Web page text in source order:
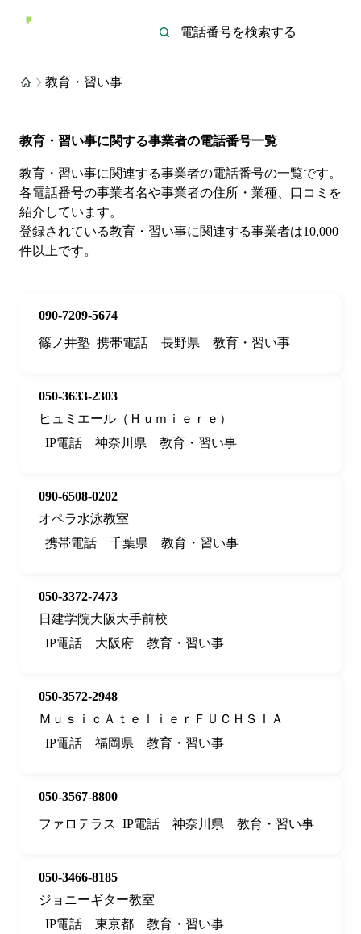
教育・習い事
教育・習い事に関する事業者の電話番号一覧
教育・習い事に関連する事業者の電話番号の一覧です。
各電話番号の事業者名や事業者の住所・業種、口コミを
紹介しています。
登録されている教育・習い事に関連する事業者は10,000
件以上です。
090-7209-5674
篠ノ井塾 携帯電話 長野県 教育・習い事
050-3633-2303
ヒュミエール（Ｈｕｍｉｅｒｅ）
IP電話
神奈川県 教育・習い事
090-6508-0202
オペラ水泳教室
携帯電話
千葉県 教育・習い事
050-3372-7473
日建学院大阪大手前校
IP電話
大阪府 教育・習い事
050-3572-2948
ＭｕｓｉｃＡｔｅｌｉｅｒＦＵＣＨＳＩＡ
IP電話
福岡県 教育・習い事
050-3567-8800
ファロテラス IP電話 神奈川県 教育・習い事
050-3466-8185
ジョニーギター教室
IP電話
東京都 教育・習い事